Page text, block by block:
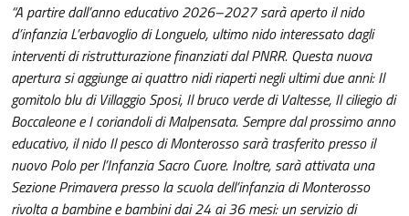
“A partire dall’anno educativo 2026–2027 sarà aperto il nido
d’infanzia L’erbavoglio di Longuelo, ultimo nido interessato dagli
interventi di ristrutturazione finanziati dal PNRR. Questa nuova
apertura si aggiunge ai quattro nidi riaperti negli ultimi due anni: Il
gomitolo blu di Villaggio Sposi, Il bruco verde di Valtesse, Il ciliegio di
Boccaleone e I coriandoli di Malpensata. Sempre dal prossimo anno
educativo, il nido Il pesco di Monterosso sarà trasferito presso il
nuovo Polo per l’Infanzia Sacro Cuore. Inoltre, sarà attivata una
Sezione Primavera presso la scuola dell’infanzia di Monterosso
rivolta a bambine e bambini dai 24 ai 36 mesi: un servizio di